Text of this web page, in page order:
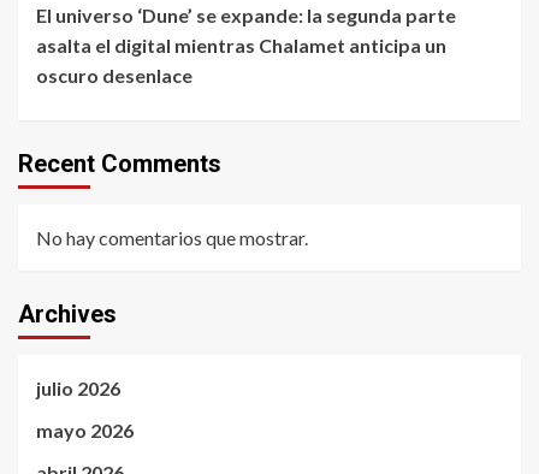
El universo ‘Dune’ se expande: la segunda parte
asalta el digital mientras Chalamet anticipa un
oscuro desenlace
Recent Comments
No hay comentarios que mostrar.
Archives
julio 2026
mayo 2026